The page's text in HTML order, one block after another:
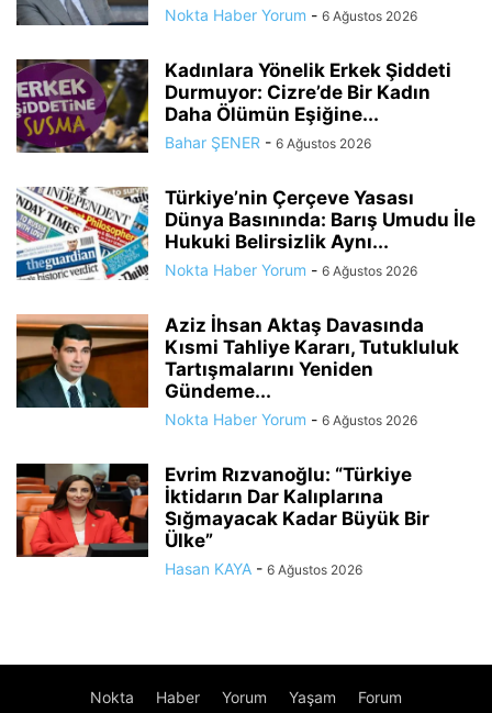
Nokta Haber Yorum - 6 Ağustos 2026
Kadınlara Yönelik Erkek Şiddeti
Durmuyor: Cizre’de Bir Kadın
Daha Ölümün Eşiğine...
Bahar ŞENER - 6 Ağustos 2026
Türkiye’nin Çerçeve Yasası
Dünya Basınında: Barış Umudu İle
Hukuki Belirsizlik Aynı...
Nokta Haber Yorum - 6 Ağustos 2026
Aziz İhsan Aktaş Davasında
Kısmi Tahliye Kararı, Tutukluluk
Tartışmalarını Yeniden
Gündeme...
Nokta Haber Yorum - 6 Ağustos 2026
Evrim Rızvanoğlu: “Türkiye
İktidarın Dar Kalıplarına
Sığmayacak Kadar Büyük Bir
Ülke”
Hasan KAYA - 6 Ağustos 2026
Nokta Haber Yorum Yaşam Forum